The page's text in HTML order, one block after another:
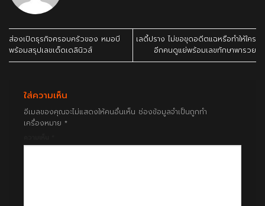
ส่องเปิดธุรกิจครอบครัวของ หมอบี
พร้อมสรุปเลขเด็ดเดลินิวส์
เลดี้ปราง ไม่ขอขุดอดีตแฉหรือทำให้ใคร
อีกคนดูแย่พร้อมเลขทักษาพารวย
ใส่ความเห็น
อีเมลของคุณจะไม่แสดงให้คนอื่นเห็น ช่องข้อมูลจำเป็นถูกทำ
เครื่องหมาย *